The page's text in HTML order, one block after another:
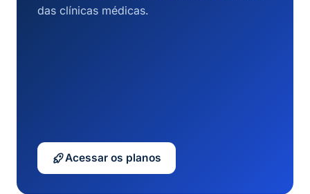
das clínicas médicas.
Acessar os planos